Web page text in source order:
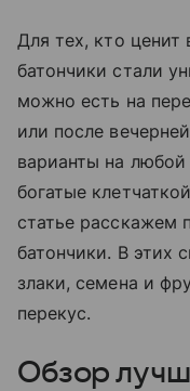
Для тех, кто ценит
батончики стали
можно есть на
или после
варианты на
богатые
статье расскажем
батончики. В этих
злаки, семена и
перекус.
Обзор